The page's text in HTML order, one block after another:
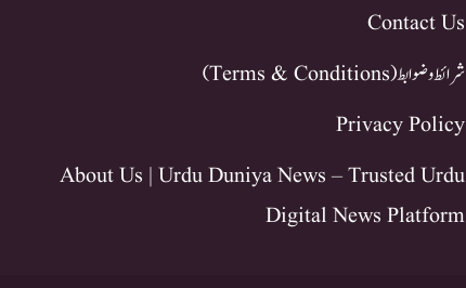
Contact Us
شرائط و ضوابط (Terms & Conditions)
Privacy Policy
About Us | Urdu Duniya News – Trusted Urdu
Digital News Platform